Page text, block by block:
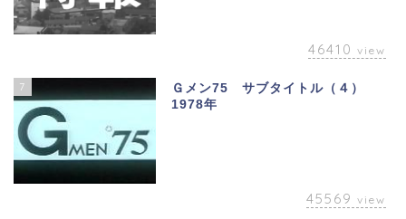
46410 view
7
Ｇメン75 サブタイトル（４）
1978年
45569 view